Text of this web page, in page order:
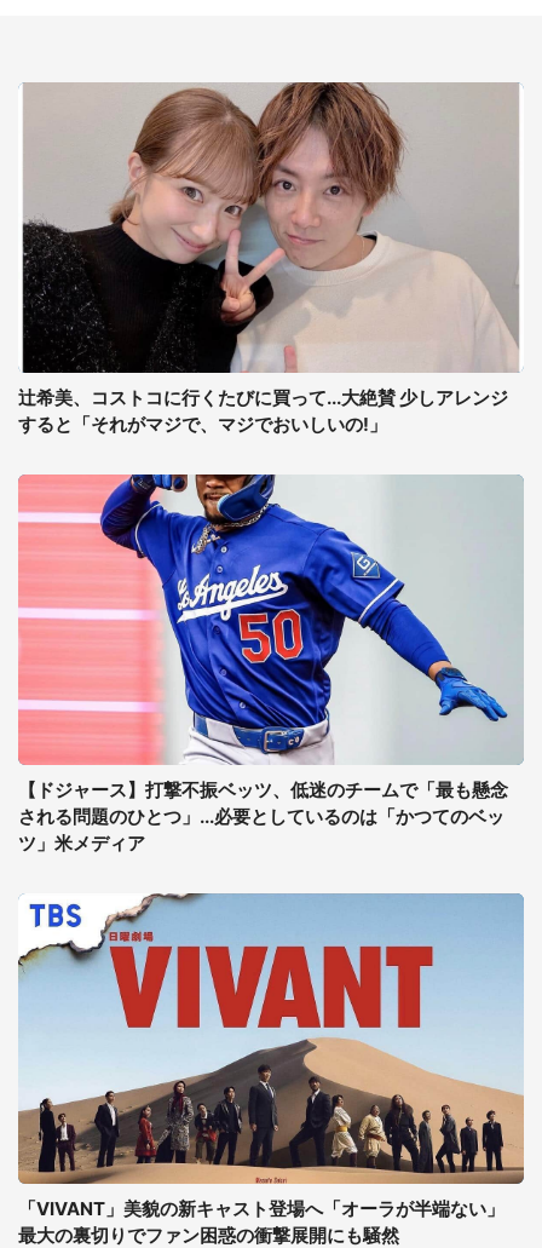
辻希美、コストコに行くたびに買って...大絶賛 少しアレンジ
すると「それがマジで、マジでおいしいの!」
【ドジャース】打撃不振ベッツ、低迷のチームで「最も懸念
される問題のひとつ」...必要としているのは「かつてのベッ
ツ」米メディア
「VIVANT」美貌の新キャスト登場へ「オーラが半端ない」
最大の裏切りでファン困惑の衝撃展開にも騒然